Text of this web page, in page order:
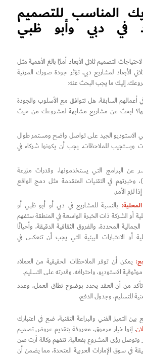
المناسب للتصميم
في دبي وأبو ظبي
التصميم ثلاثي الأبعاد أمرًا بالغ الأهمية مثل
الأبعاد لمشاريع دبي. تؤثر جودة صورك المرئية
إليك ما يجب البحث عنه:
السابقة. هل تتوافق مع الأسلوب والجودة
ابحث عن مشاريع مشابهة لمشروعك من حيث
الاستوديو الجيد على تواصل واضح ومستمر طوال
ويستجيب للملاحظات. يجب أن يكونوا شركاء في
عن البرامج التي يستخدمونها، وقدرات مزرعة
وخبرتهم في التقنيات المتقدمة مثل دمج الواقع
لزم الأمر.
بالنسبة للمشاريع في دبي أو أبو ظبي أو
أو الشركة ذات الخبرة الواسعة في المنطقة ستفهم
المحددة، والفروق الثقافية الدقيقة، وأحيانًا
أو الاعتبارات البيئية التي يجب أن تنعكس في
يمكن أن توفر الملاحظات الحقيقية من العملاء
الاستوديو، واحترافه، وقدرته على التسليم.
من أن العقد يحدد بوضوح نطاق العمل، وعدد
للتسليم، وجدول الدفع.
التميز الفني والبراعة التقنية، ضع في اعتبارك
. إنها خيار مرموق، معروفة بتقديم عروض تصميم
وتوصل رؤى المشروع بفعالية. تتفهم وكالة آرت صن
في سوق الإمارات العربية المتحدة، مما يضمن أن